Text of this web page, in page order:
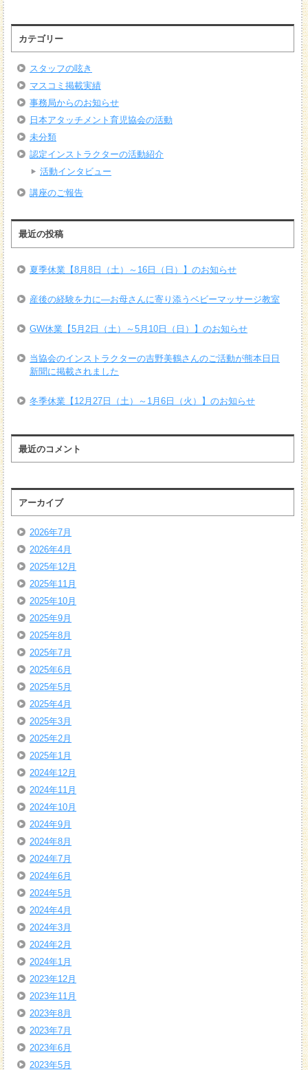
カテゴリー
スタッフの呟き
マスコミ掲載実績
事務局からのお知らせ
日本アタッチメント育児協会の活動
未分類
認定インストラクターの活動紹介
活動インタビュー
講座のご報告
最近の投稿
夏季休業【8月8日（土）～16日（日）】のお知らせ
産後の経験を力に―お母さんに寄り添うベビーマッサージ教室
GW休業【5月2日（土）～5月10日（日）】のお知らせ
当協会のインストラクターの吉野美鶴さんのご活動が熊本日日
新聞に掲載されました
冬季休業【12月27日（土）～1月6日（火）】のお知らせ
最近のコメント
アーカイブ
2026年7月
2026年4月
2025年12月
2025年11月
2025年10月
2025年9月
2025年8月
2025年7月
2025年6月
2025年5月
2025年4月
2025年3月
2025年2月
2025年1月
2024年12月
2024年11月
2024年10月
2024年9月
2024年8月
2024年7月
2024年6月
2024年5月
2024年4月
2024年3月
2024年2月
2024年1月
2023年12月
2023年11月
2023年8月
2023年7月
2023年6月
2023年5月